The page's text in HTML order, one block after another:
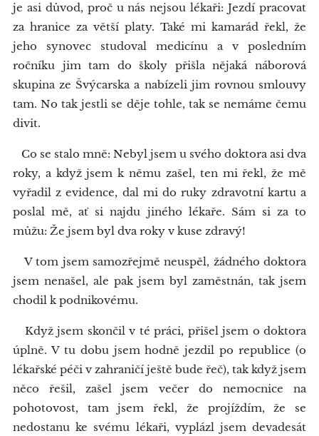
je asi důvod, proč u nás nejsou lékaři: Jezdí pracovat
za hranice za větší platy. Také mi kamarád řekl, že
jeho synovec studoval medicínu a v posledním
ročníku jim tam do školy přišla nějaká náborová
skupina ze Švýcarska a nabízeli jim rovnou smlouvy
tam. No tak jestli se děje tohle, tak se nemáme čemu
divit.
Co se stalo mně: Nebyl jsem u svého doktora asi dva
roky, a když jsem k němu zašel, ten mi řekl, že mě
vyřadil z evidence, dal mi do ruky zdravotní kartu a
poslal mě, ať si najdu jiného lékaře. Sám si za to
můžu: Že jsem byl dva roky v kuse zdravý!
V tom jsem samozřejmě neuspěl, žádného doktora
jsem nenašel, ale pak jsem byl zaměstnán, tak jsem
chodil k podnikovému.
Když jsem skončil v té práci, přišel jsem o doktora
úplně. V tu dobu jsem hodně jezdil po republice (o
lékařské péči v zahraničí ještě bude řeč), tak když jsem
něco řešil, zašel jsem večer do nemocnice na
pohotovost, tam jsem řekl, že projíždím, že se
nedostanu ke svému lékaři, vyplázl jsem devadesát